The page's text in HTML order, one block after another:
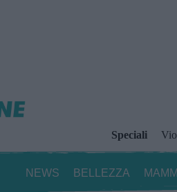
Speciali
NEWS BELLEZZA